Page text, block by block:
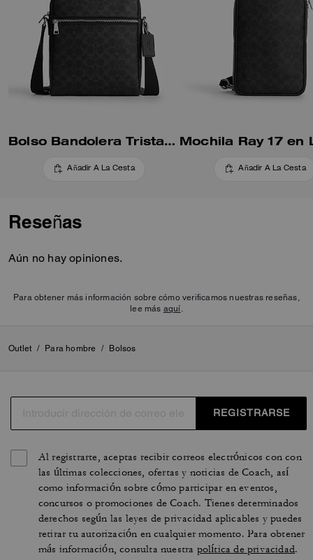
Bolso Bandolera Tristan 22 En Lona Signature
Añadir A La Cesta Añadir A La Cesta
Reseñas
Aún no hay opiniones.
Para obtener más información sobre cómo verificamos nuestras reseñas,
lee más aquí
Outlet / Para hombre / Bolsos
REGISTRARSE
Al registrarte, aceptas recibir correos electrónicos con con
las últimas colecciones, ofertas y noticias de Coach, así
como información sobre cómo participar en eventos,
concursos o promociones de Coach. Tienes determinados
derechos según las leyes de privacidad aplicables y puedes
retirar tu autorización en cualquier momento. Para obtener
más información, consulta nuestra política de privacidad.